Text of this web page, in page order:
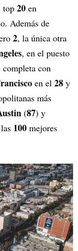
top 20 en
Además de
2, la única otra
, en el puesto
completa con
en el 28 y
más
(87) y
100 mejores